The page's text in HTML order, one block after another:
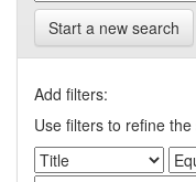
Start a new search
Add filters:
Use filters to refine